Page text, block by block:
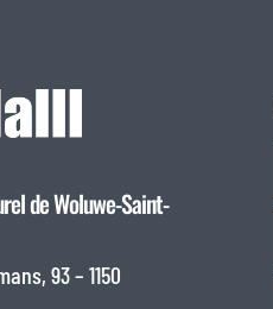
de Woluwe-Saint-
93 – 1150